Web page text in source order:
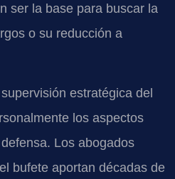
ser la base para buscar la
o su reducción a
estratégica del
los aspectos
Los abogados
bufete aportan décadas de